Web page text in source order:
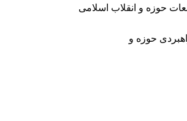
حوزه و انقلاب اسلامی